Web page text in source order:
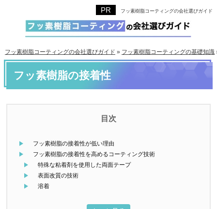
フッ素樹脂コーティングの会社選びガイド
フッ素樹脂コーティングの会社選びガイド » フッ素樹脂コーティングの基礎知識
フッ素樹脂の接着性
フッ素樹脂の接着性が低い理由
フッ素樹脂の接着性を高めるコーティング技術
特殊な粘着剤を使用した両面テープ
表面改質の技術
溶着